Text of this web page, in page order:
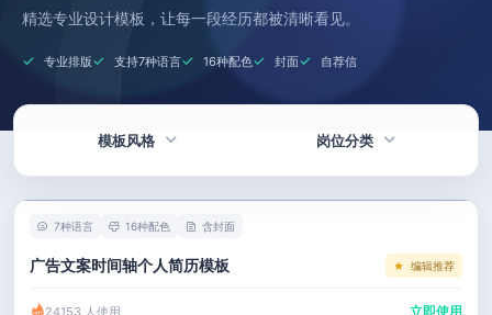
AI 优化简历
AI 翻译简历
AI 诊断简历
AI 模拟面试
AI 职场工具 New
简历模板
精选专业设计模板，让每一段经历都被清晰看见。
专业排版 支持7种语言 16种配色 封面 自荐信
模板风格
简洁
应届生
岗位分类
产品 / 设计
金融 / 汽车
7种语言 16种配色 含封面
广告文案时间轴个人简历模板 编辑推荐
24153 人使用 立即使用